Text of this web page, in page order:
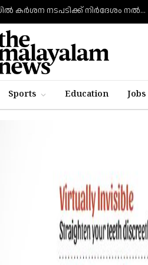
വി ഡി സവര്‍ക്കറെ പുകഴ്ത്തിയ വിവാദ ചോദ്യാവലിയില്‍ കര്‍ശന നടപടിക്ക് നിര്‍ദേശം നല്‍കി വിദ്യാഭ്യാസ മന്ത്രി എന്‍ ഷംസുദ്ദീന്‍
Sports Education Jobs